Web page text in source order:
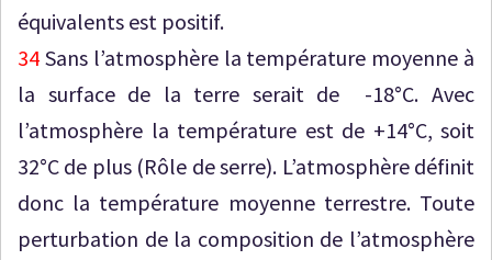
équivalents est positif.
34 Sans l’atmosphère la température moyenne à
la surface de la terre serait de -18°C. Avec
l’atmosphère la température est de +14°C, soit
32°C de plus (Rôle de serre). L’atmosphère définit
donc la température moyenne terrestre. Toute
perturbation de la composition de l’atmosphère